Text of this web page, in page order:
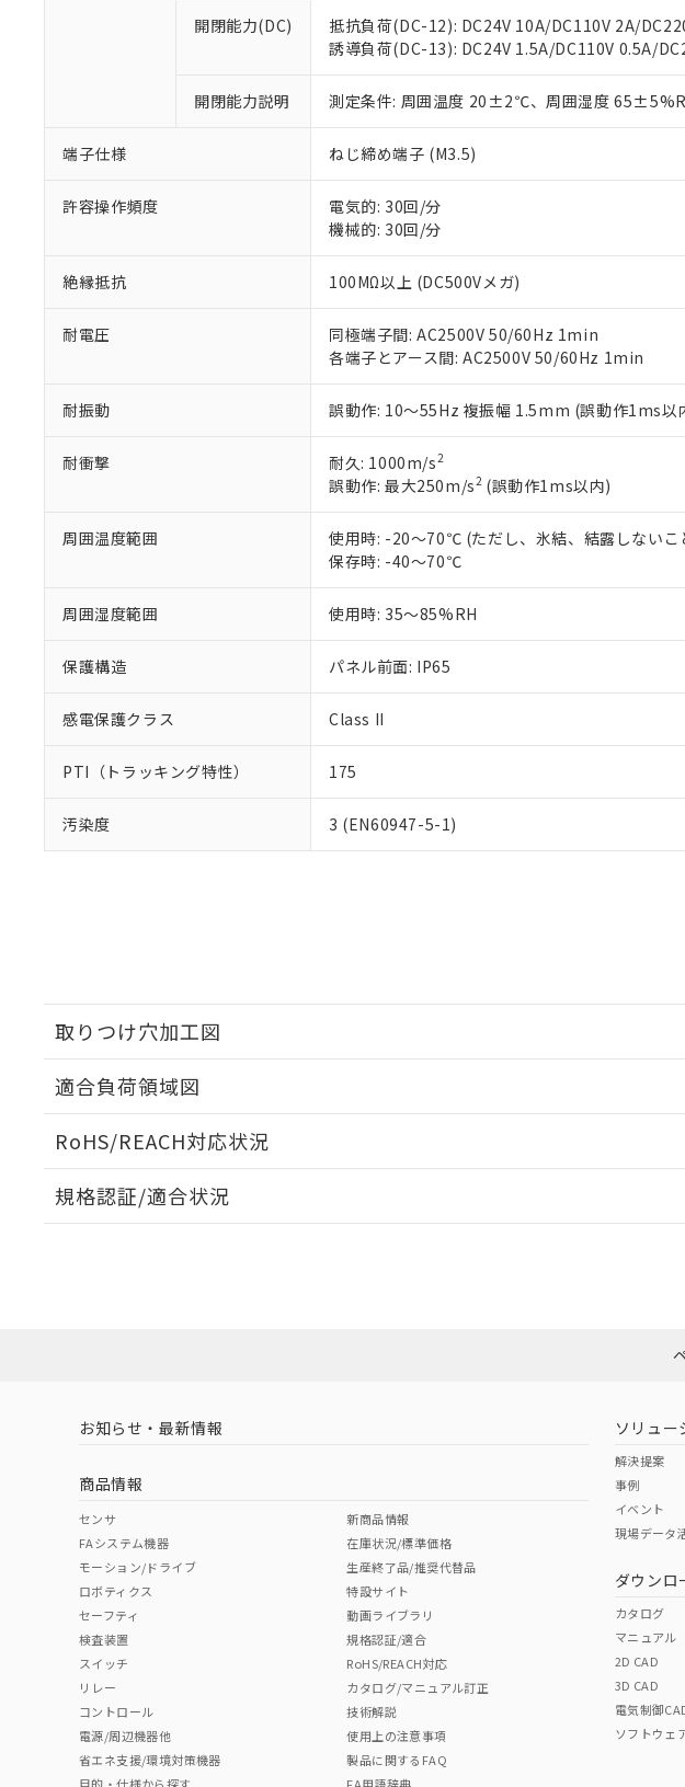
開閉能力(DC)
抵抗負荷(DC-12): DC24V 10A/DC110V 2A/
誘導負荷(DC-13): DC24V 1.5A/DC110V 0.5A/
開閉能力説明 測定条件: 周囲温度 20±2℃、周囲湿度
端子仕様 ねじ締め端子 (M3.5)
許容操作頻度
電気的: 30回/分
機械的: 30回/分
絶縁抵抗 100MΩ以上 (DC500Vメガ)
耐電圧
同極端子間: AC2500V 50/60Hz 1min
各端子とアース間: AC2500V 50/60Hz 1min
耐振動 誤動作: 10～55Hz 複振幅 1.5mm (誤動作1ms以
耐衝撃 耐久: 1000m/s2
誤動作: 最大250m/s2(誤動作1ms以内)
周囲温度範囲
使用時: -20～70℃ (ただし、氷結、結露しないこ
保存時: -40～70℃
周囲湿度範囲 使用時: 35～85%RH
保護構造 パネル前面: IP65
感電保護クラス Class II
PTI（トラッキング特性） 175
汚染度 3 (EN60947-5-1)
取りつけ穴加工図
適合負荷領域図
RoHS/REACH対応状況
EU RoHS 注意事項・凡例
ダウンロードはこちら
中国 RoHS 注意事項・凡例
中国 RoHS表
Pb Hg Cr(VI)
"対応済み"や非含有の記載がされた商品であっても、流通在庫等で未対応品が混在する
非含有品が必要な際は、弊社営業部門もしくは販売店へお問い合わせください。
規格認証/適合状況
（イギリス
（ノルウェー
（日本
以下の条件をお読みいただき、同意のうえご
本サービスは、当社制御機器事業取扱
くものです。
当社制御機器事業取扱商品の中には、
在庫状況および標準価格照会結果は、
のであり、閲覧された時点での実際の
正式な納期状況および標準価格はお客
当社販売員にご相談ください。
オムロン制御機器販売店や当社販売拠点
在庫状況および標準価格結果を当社の
す。
マイパーツ機能（部品リスト作成サー
ている必要があります。
お客様が当ウェブサイト上で当社にご
が、当社の製品・サービスに関するお
さい。
※当社の共同利用者とは、"個人情報の
*EU RoHS指令（10物質）：
鉛(Pb) 1000ppm以下、 水銀(Hg) 1000ppm以下、 カドミ
フタル酸ビス(2-エチルヘキシル) (DEHP)(別名：DOP)
フタル酸エステル類の４物質については閾値を超える意図
※2 対応予定月
※3 非含有証明書ダウンロード
下記の非含有証明書をダウンロードすることが
EU RoHS指令（10物質）の非含有証明書
51物質の非含有証明書（当社基準）
※本証明書は発行日時点で非含有を証明する
また、RoHS指令のフタル酸エステル類４物
混在することから備考欄に対応日を記載して
既に当社にて対応品への在庫切替を完了し
り割愛しております。
「○」：最大均質材料含有率が中国RoHSの基
「×」：最大均質材料含有率が中国RoHSの基
「－」：未確認です。当社販売部門へお問い
Pb(鉛) :1000ppm、 Hg(水銀) : 1000ppm、 Cd(カドミウム
Cr(Ⅵ)(六価クロム) : 1000ppm、 PBBs(ポリ臭化ビフェニ
DBP(フタル酸ジブチル) : 1000ppm、 DIBP(フタル酸ジイ
DEHP(フタル酸ビス(2-エチルヘキシル)) : 1000ppm
※2 環境保護使用期限
「ｅ」：有害物質（10物質）のすべてが基準
「10」：通常の使用状況下において有害物質
味します。
「－」：未確認です。当社販売部門へお問い
当社は、これら貴社製品のうち、外国
う）を輸出または国外への提供する場
などの必要な手続きをとります。
当社は規制貨物を破棄する場合は、完
ます。
置等に一切使用いたしません。
当社は、貴社製品を第三者に販売する
また当社は、販売先および販売に係わ
合意する
記
号
説明
○ 一定数以上の在庫あり
△ 一定数には満たないが在庫あり
－
在庫なし(最新の在庫状況について
機器販売店・当社販売員にご確認く
空
白
受注生産機種、また在庫状況の情報
お知らせ・最新情報
商品情報
センサ
FAシステム機器
モーション/ドライブ
ロボティクス
セーフティ
検査装置
スイッチ
リレー
コントロール
電源/周辺機器他
省エネ支援/環境対策機器
新商品情報
在庫状況/標準価格
生産終了品/推奨代替品
特設サイト
動画ライブラリ
規格認証/適合
RoHS/REACH対応
カタログ/マニュアル訂正
技術解説
使用上の注意事項
製品に関するFAQ
ソリュー
解決提案
事例
イベント
現場データ
ダウンロ
カタログ
マニュアル
2D CAD
3D CAD
電気制御
ソフトウェ